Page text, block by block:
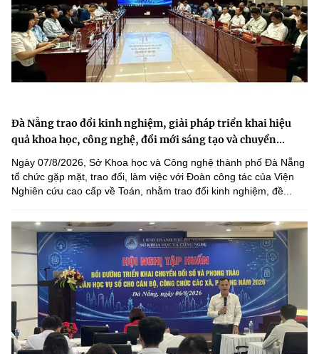
Đà Nẵng trao đổi kinh nghiệm, giải pháp triển khai hiệu
quả khoa học, công nghệ, đổi mới sáng tạo và chuyển...
Ngày 07/8/2026, Sở Khoa học và Công nghệ thành phố Đà Nẵng
tổ chức gặp mặt, trao đổi, làm việc với Đoàn công tác của Viện
Nghiên cứu cao cấp về Toán, nhằm trao đổi kinh nghiệm, đề...